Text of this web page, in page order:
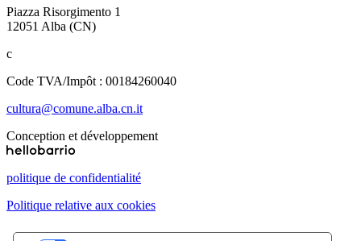
Piazza Risorgimento 1
12051 Alba (CN)
c
Code TVA/Impôt : 00184260040
cultura@comune.alba.cn.it
Conception et développement
politique de confidentialité
Politique relative aux cookies